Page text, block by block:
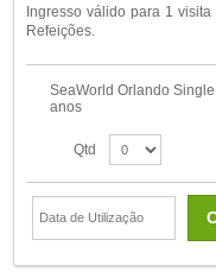
Ingresso válido para 1
Refeições.
SeaWorld Orlando
anos
Qtd